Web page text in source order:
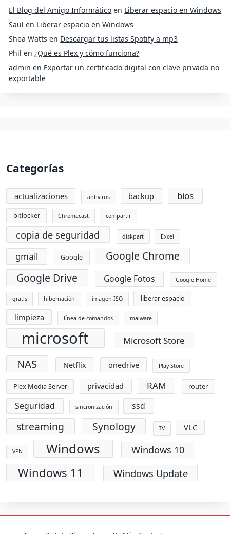
El Blog del Amigo Informático en Liberar espacio en Windows
Saul en Liberar espacio en Windows
Shea Watts en Descargar tus listas Spotify a mp3
Phil en ¿Qué es Plex y cómo funciona?
admin en Exportar un certificado digital con clave privada no
exportable
Categorías
actualizaciones antivirus backup bios
bitlocker Chromecast compartir
copia de seguridad diskpart Excel
gmail Google
Google Chrome
Google Drive
Google Fotos Google Home
gratis hibernación imagen ISO liberar espacio
limpieza línea de comandos malware
microsoft Microsoft Store
NAS Netflix onedrive Play Store
Plex Media Server privacidad RAM router
Seguridad sincronización ssd
streaming Synology TV VLC
VPN Windows Windows 10
Windows 11 Windows Update